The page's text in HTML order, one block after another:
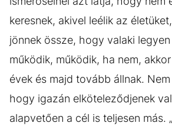
keresnek, akivel leélik az
jönnek össze, hogy valaki
működik, működik, ha nem,
évek és majd tovább állnak.
hogy igazán elköteleződjenek
alapvetően a cél is teljesen más.